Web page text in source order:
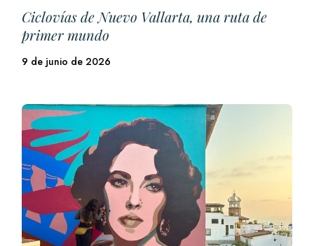
Ciclovías de Nuevo Vallarta, una ruta de
primer mundo
9 de junio de 2026